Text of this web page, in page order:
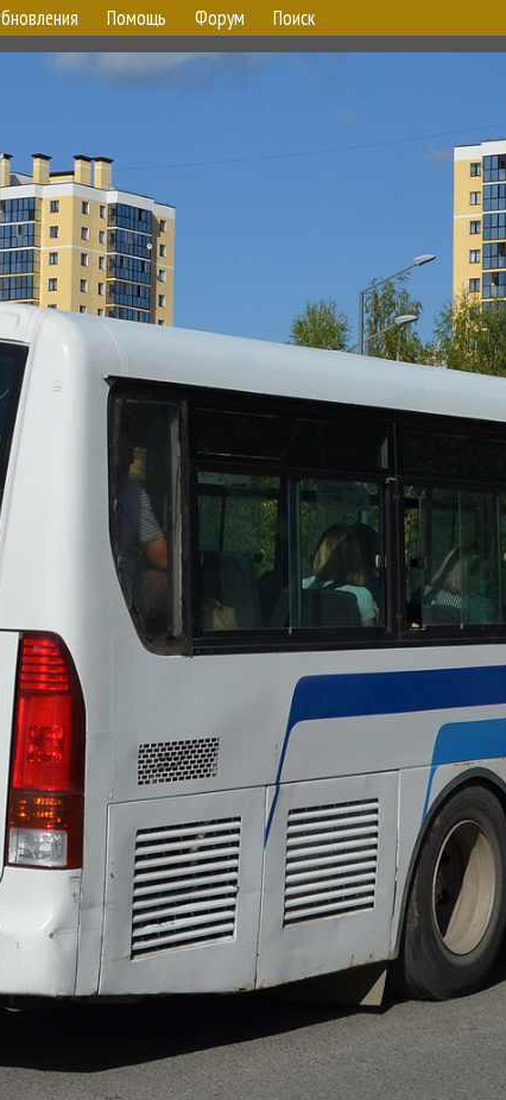
Помощь Форум Поиск